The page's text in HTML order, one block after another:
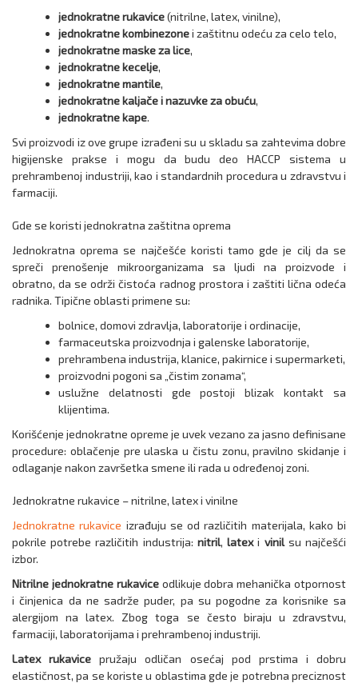
jednokratne rukavice(nitrilne, latex, vinilne),
jednokratne kombinezonei zaštitnu odeću za celo telo,
jednokratne maske za lice,
jednokratne kecelje,
jednokratne mantile,
jednokratne kaljače i nazuvke za obuću,
jednokratne kape.
Svi proizvodi iz ove grupe izrađeni su u skladu sa zahtevima dobre
higijenske prakse i mogu da budu deo HACCP sistema u
prehrambenoj industriji, kao i standardnih procedura u zdravstvu i
farmaciji.
Gde se koristi jednokratna zaštitna oprema
Jednokratna oprema se najčešće koristi tamo gde je cilj da se
spreči prenošenje mikroorganizama sa ljudi na proizvode i
obratno, da se održi čistoća radnog prostora i zaštiti lična odeća
radnika. Tipične oblasti primene su:
bolnice, domovi zdravlja, laboratorije i ordinacije,
farmaceutska proizvodnja i galenske laboratorije,
prehrambena industrija, klanice, pakirnice i supermarketi,
proizvodni pogoni sa „čistim zonama“,
uslužne delatnosti gde postoji blizak kontakt sa
klijentima.
Korišćenje jednokratne opreme je uvek vezano za jasno definisane
procedure: oblačenje pre ulaska u čistu zonu, pravilno skidanje i
odlaganje nakon završetka smene ili rada u određenoj zoni.
Jednokratne rukavice – nitrilne, latex i vinilne
Jednokratne rukavice izrađuju se od različitih materijala, kako bi
pokrile potrebe različitih industrija: nitril,latexi vinilsu najčešći
izbor.
Nitrilne jednokratne rukaviceodlikuje dobra mehanička otpornost
i činjenica da ne sadrže puder, pa su pogodne za korisnike sa
alergijom na latex. Zbog toga se često biraju u zdravstvu,
farmaciji, laboratorijama i prehrambenoj industriji.
Latex rukavice pružaju odličan osećaj pod prstima i dobru
elastičnost, pa se koriste u oblastima gde je potrebna preciznost